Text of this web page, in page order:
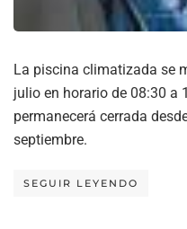
La piscina climatizada se
julio en horario de 08:30 a
permanecerá cerrada
septiembre.
SEGUIR LEYENDO